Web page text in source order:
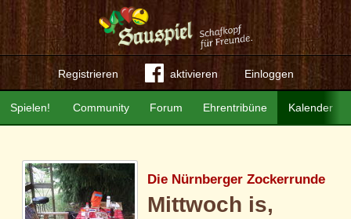
Registrieren aktivieren Einloggen
Community Forum Ehrentribüne Kalender
Spielen!
Die Nürnberger Zockerrunde
Mittwoch is,